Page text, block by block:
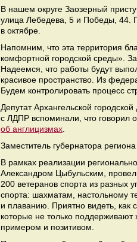
В нашем округе Заозерный
улица Лебедева, 5 и Победы, 44.
в октябре.
Напомним, что эта территория
комфортной городской среды». За
Надеемся, что работы будут
красивое пространство. Из
Будем контролировать процесс
Депутат Архангельской
с ЛДПР вспоминали, что говорил
об англицизмах
Заместитель губернатора региона
В рамках реализации
Александром Цыбульским,
200 ветеранов спорта из разных
спорта: шахматам, настольному
и плаванию. Приятно видеть, как
которые не только
примером и позитивом.